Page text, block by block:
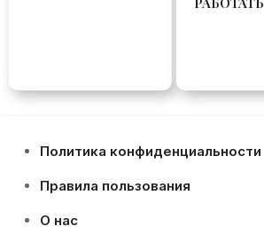
Политика конфиденциальности
Правила пользования
О нас